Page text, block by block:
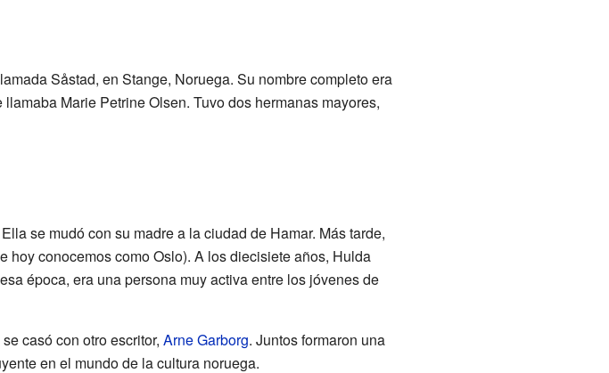
Såstad, en Stange, Noruega. Su nombre completo era
Marie Petrine Olsen. Tuvo dos hermanas mayores,
se mudó con su madre a la ciudad de Hamar. Más tarde,
hoy conocemos como Oslo). A los diecisiete años, Hulda
época, era una persona muy activa entre los jóvenes de
casó con otro escritor, Arne Garborg. Juntos formaron una
en el mundo de la cultura noruega.